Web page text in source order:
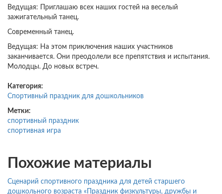
Ведущая: Приглашаю всех наших гостей на веселый
зажигательный танец.
Современный танец.
Ведущая: На этом приключения наших участников
заканчивается. Они преодолели все препятствия и испытания.
Молодцы. До новых встреч.
Категория:
Спортивный праздник для дошкольников
Метки:
спортивный праздник
спортивная игра
Похожие материалы
Сценарий спортивного праздника для детей старшего
дошкольного возраста «Праздник физкультуры, дружбы и